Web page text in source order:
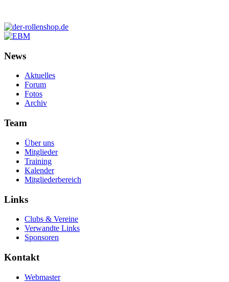
News
Aktuelles
Forum
Fotos
Archiv
Team
Über uns
Mitglieder
Training
Kalender
Mitgliederbereich
Links
Clubs & Vereine
Verwandte Links
Sponsoren
Kontakt
Webmaster